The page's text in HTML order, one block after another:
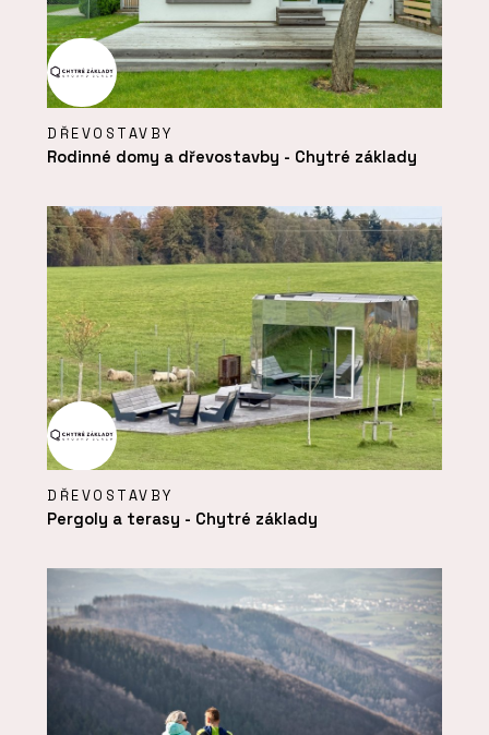
DŘEVOSTAVBY
Rodinné domy a dřevostavby - Chytré základy
DŘEVOSTAVBY
Pergoly a terasy - Chytré základy